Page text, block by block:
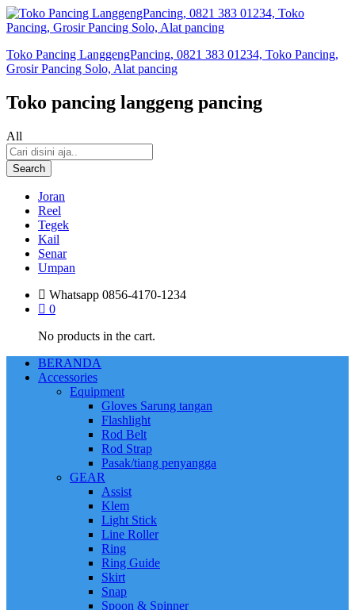
Toko Pancing LanggengPancing, 0821 383 01234, Toko Pancing,
Grosir Pancing Solo, Alat pancing
Toko pancing langgeng pancing
All
Search
Joran
Reel
Tegek
Kail
Senar
Umpan
Whatsapp 0856-4170-1234
0
No products in the cart.
BERANDA
Accessories
Equipment
Gloves Sarung tangan
Flashlight
Rod Belt
Rod Strap
Pasak/tiang penyangga
GEAR
Assist
Klem
Light Stick
Line Roller
Ring
Ring Guide
Skirt
Snap
Spoon & Spinner